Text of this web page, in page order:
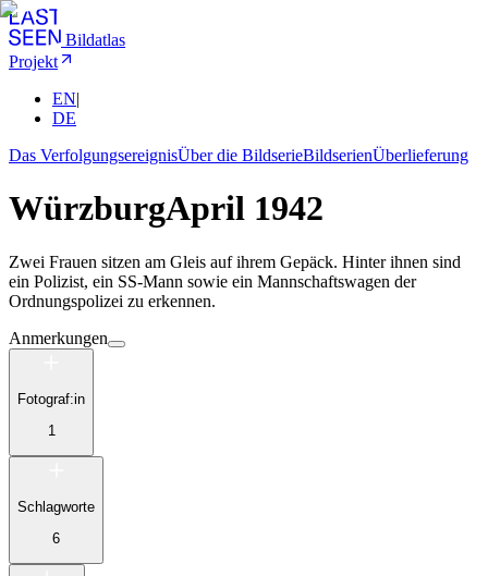
Bildatlas
Projekt
EN|
DE
Das VerfolgungsereignisÜber die BildserieBildserienÜberlieferung
WürzburgApril 1942
Zwei Frauen sitzen am Gleis auf ihrem Gepäck. Hinter ihnen sind
ein Polizist, ein SS-Mann sowie ein Mannschaftswagen der
Ordnungspolizei zu erkennen.
Anmerkungen
Fotograf:in
1
Schlagworte
6